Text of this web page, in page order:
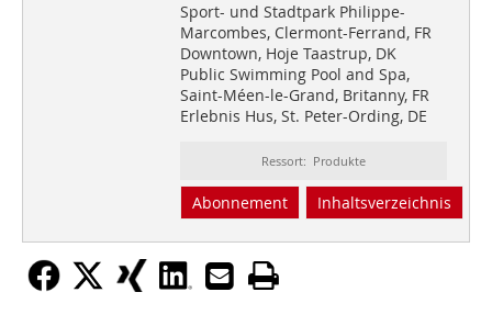
Sport- und Stadtpark Philippe-
Marcombes, Clermont-Ferrand, FR
Downtown, Hoje Taastrup, DK
Public Swimming Pool and Spa,
Saint-Méen-le-Grand, Britanny, FR
Erlebnis Hus, St. Peter-Ording, DE
Ressort: Produkte
Abonnement Inhaltsverzeichnis